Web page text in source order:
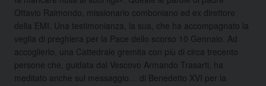
Ottavio Raimondo, missionario comboniano ed ex direttore
della EMI. Una testimonianza, la sua, che ha accompagnato la
veglia di preghiera per la Pace dello scorso 10 Gennaio. Ad
accoglierlo, una Cattedrale gremita con più di circa trecento
persone che, guidata dal Vescovo Armando Trasarti, ha
meditato anche sul messaggio…
di Benedetto XVI per la